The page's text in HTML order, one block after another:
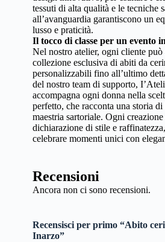
tessuti di alta qualità e le tecniche
all’avanguardia garantiscono un
lusso e praticità.
Il tocco di classe per un evento
Nel nostro atelier, ogni cliente può
collezione esclusiva di abiti da
personalizzabili fino all’ultimo
del nostro team di supporto,
accompagna ogni donna nella
perfetto, che racconta una storia
maestria sartoriale. Ogni creazione
dichiarazione di stile e
celebrare momenti unici con
Recensioni
Ancora non ci sono recensioni.
Recensisci per primo “Abito
Inarzo”